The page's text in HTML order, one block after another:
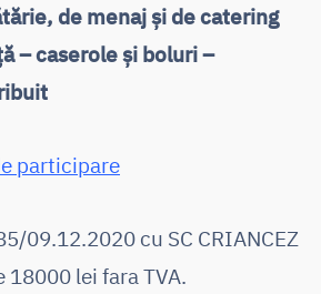
de menaj și de catering
– caserole și boluri –
participare
09.12.2020 cu SC CRIANCEZ
18000 lei fara TVA.